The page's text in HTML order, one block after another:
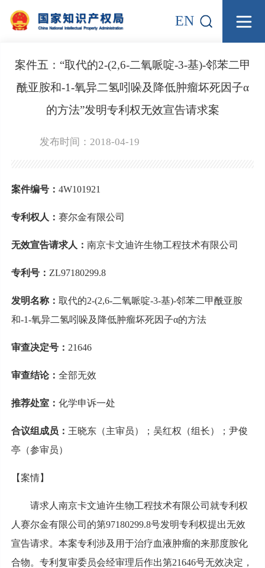
EN
案件五：“取代的2-(2,6-二氧哌啶-3-基)-邻苯二甲
酰亚胺和-1-氧异二氢吲哚及降低肿瘤坏死因子α
的方法”发明专利权无效宣告请求案
发布时间：2018-04-19
案件编号： 4W101921
专利权人： 赛尔金有限公司
无效宣告请求人： 南京卡文迪许生物工程技术有限公司
专利号： ZL97180299.8
发明名称： 取代的2-(2,6-二氧哌啶-3-基)-邻苯二甲酰亚胺
和-1-氧异二氢吲哚及降低肿瘤坏死因子α的方法
审查决定号： 21646
审查结论： 全部无效
推荐处室： 化学申诉一处
合议组成员： 王晓东（主审员）；吴红权（组长）；尹俊
亭（参审员）
【案情】
请求人南京卡文迪许生物工程技术有限公司就专利权
人赛尔金有限公司的第97180299.8号发明专利权提出无效
宣告请求。本案专利涉及用于治疗血液肿瘤的来那度胺化
合物。专利复审委员会经审理后作出第21646号无效决定，